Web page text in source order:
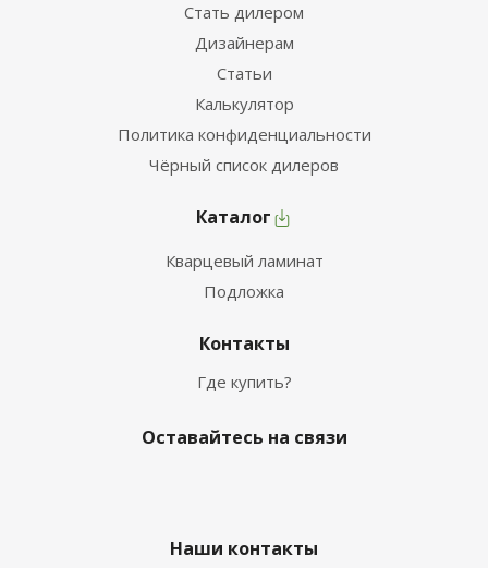
Стать дилером
Дизайнерам
Статьи
Калькулятор
Политика конфиденциальности
Чёрный список дилеров
Каталог
Кварцевый ламинат
Подложка
Контакты
Где купить?
Оставайтесь на связи
Наши контакты